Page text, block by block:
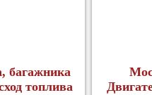
багажника
топлива